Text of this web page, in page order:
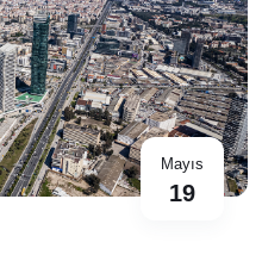
Mayıs
19